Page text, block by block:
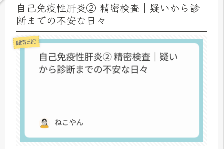
自己免疫性肝炎② 精密検査｜疑いから診
断までの不安な日々
闘病日記